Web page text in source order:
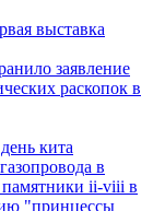
выставка
заявление
раскопок в
кита
в
памятники ii-viii в
"принцессы